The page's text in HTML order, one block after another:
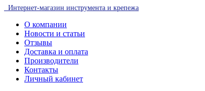
Интернет-магазин инструмента и крепежа
О компании
Новости и статьи
Отзывы
Доставка и оплата
Производители
Контакты
Личный кабинет